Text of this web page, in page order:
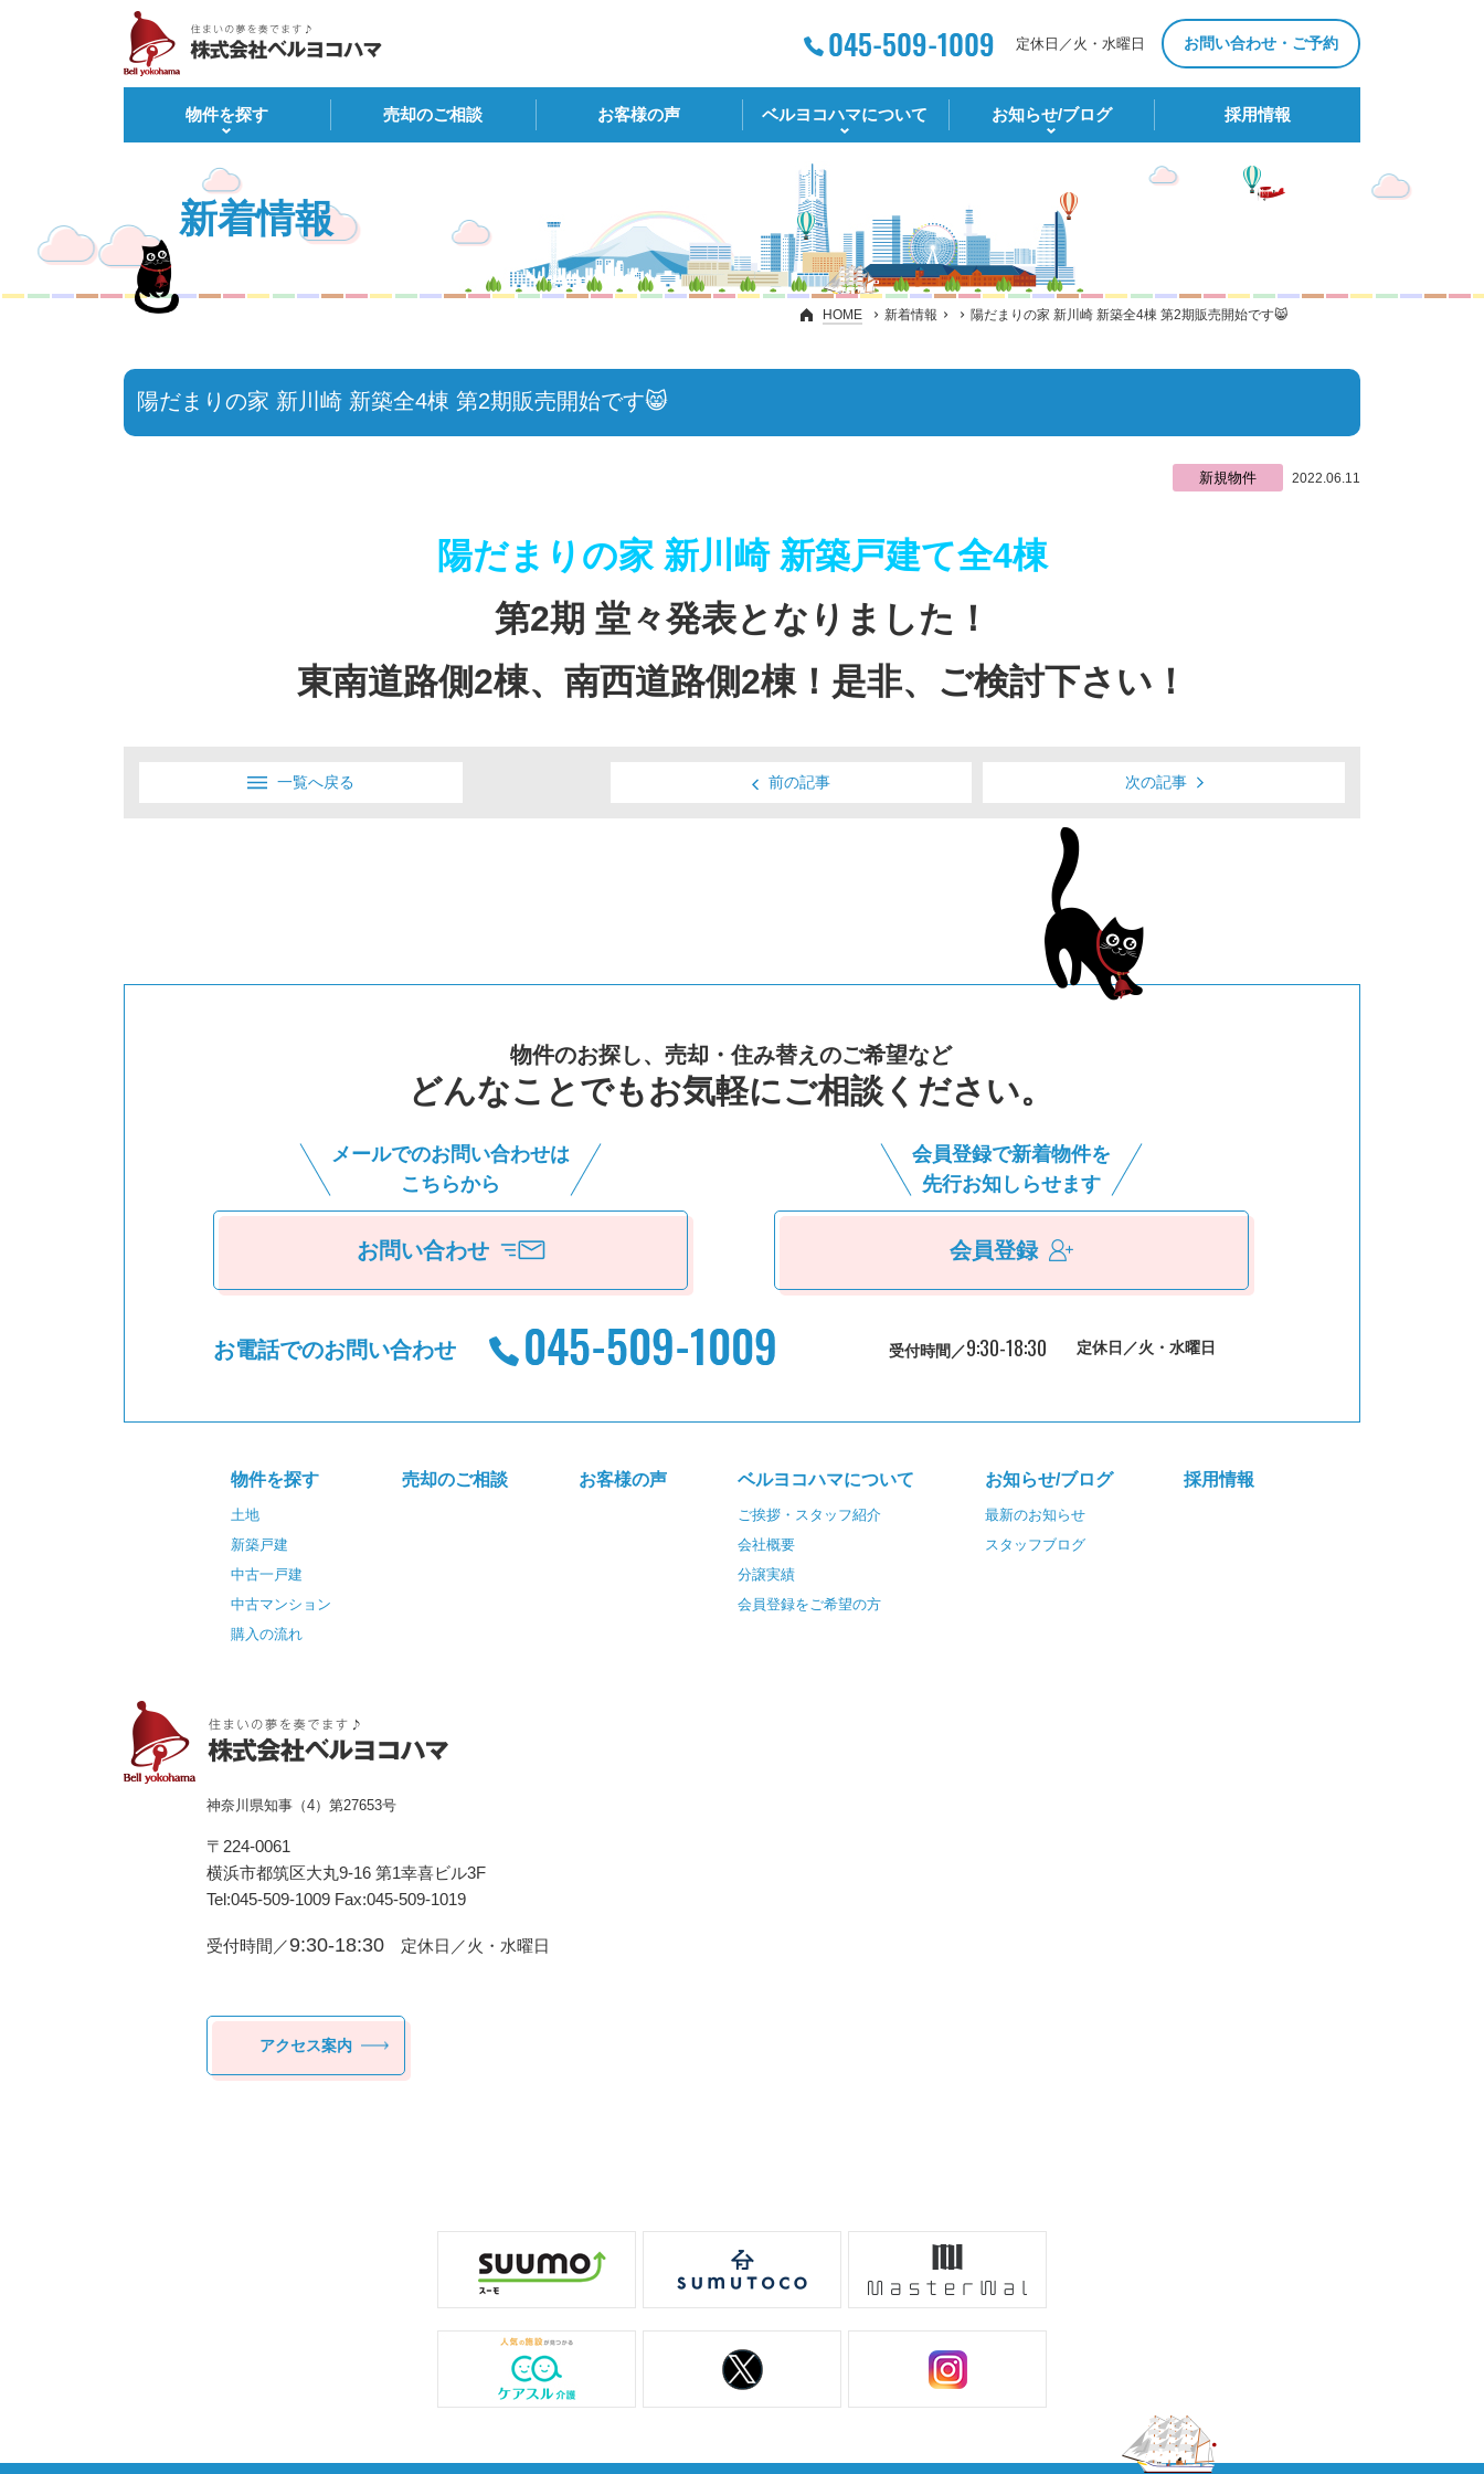
定休日／火・水曜日 お問い合わせ・ご予約
物件を探す 売却のご相談 お客様の声 ベルヨコハマについて お知らせ/ブログ 採⽤情報
新着情報
HOME 新着情報 陽だまりの家 新川崎 新築全4棟 第2期販売開始です😸
陽だまりの家 新川崎 新築全4棟 第2期販売開始です😸
新規物件 2022.06.11
陽だまりの家 新川崎 新築戸建て全4棟
第2期 堂々発表となりました！
東南道路側2棟、南西道路側2棟！是非、ご検討下さい！
一覧へ戻る 次の記事
前の記事
物件のお探し、売却・住み替えのご希望など
どんなことでもお気軽にご相談ください。
メールでのお問い合わせは
こちらから
お問い合わせ
会員登録で新着物件を
先⾏お知しらせます
会員登録
お電話でのお問い合わせ 受付時間／9:30-18:30 定休日／火・水曜日
物件を探す
土地
新築戸建
中古一戸建
中古マンション
購入の流れ
売却のご相談 お客様の声 ベルヨコハマについて
ご挨拶・スタッフ紹介
会社概要
分譲実績
会員登録をご希望の方
お知らせ/ブログ
最新のお知らせ
スタッフブログ
採⽤情報
神奈川県知事（4）第27653号
〒224-0061
横浜市都筑区⼤丸9-16 第1幸喜ビル3F
Tel:045-509-1009 Fax:045-509-1019
受付時間／9:30-18:30 定休日／火・水曜日
アクセス案内